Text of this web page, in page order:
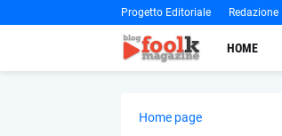
Progetto Editoriale Redazione
HOME
Home page